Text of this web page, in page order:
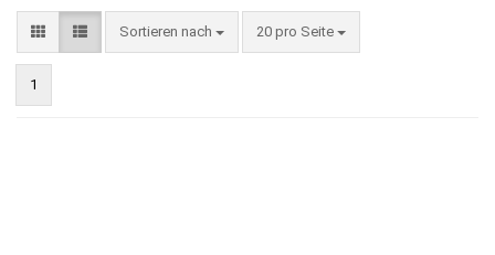
Sortieren nach
Sortieren nach 20 pro Seite
pro Seite
1